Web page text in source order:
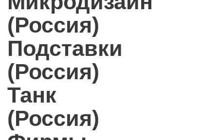
(Россия)
Подставки
(Россия)
Танк
(Россия)